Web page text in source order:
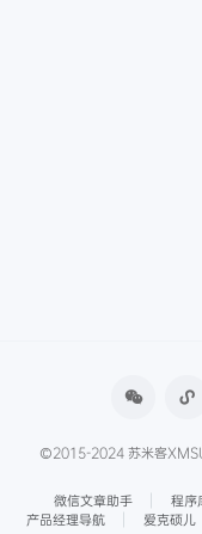
©2015-2024 苏米客
微信文章助手
程序
产品经理导航
爱克硕儿